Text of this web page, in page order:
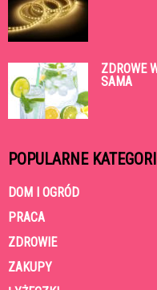
ZDROWE
SAMA
POPULARNE
DOM I OGRÓD
PRACA
ZDROWIE
ZAKUPY